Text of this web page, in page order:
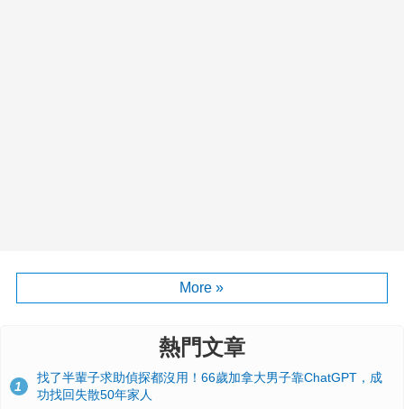
More »
熱門文章
1
找了半輩子求助偵探都沒用！66歲加拿大男子靠ChatGPT，成
功找回失散50年家人